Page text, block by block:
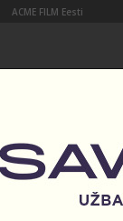
ACME FILM Eesti